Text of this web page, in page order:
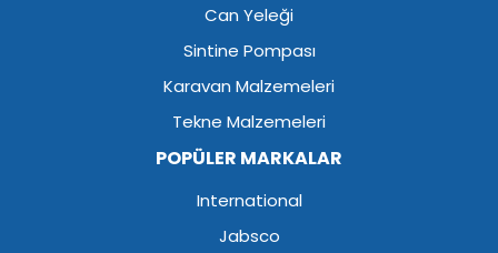
Can Yeleği
Sintine Pompası
Karavan Malzemeleri
Tekne Malzemeleri
POPÜLER MARKALAR
International
Jabsco